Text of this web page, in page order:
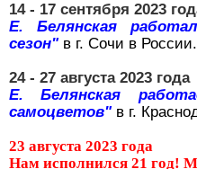
14 - 17 сентября 2023
Е. Белянская
сезон" в г. Сочи в России.
24 - 27 августа 2023 года
Е. Белянская
самоцветов" в г.
23 августа 2023 года
Нам исполнился 21 год!